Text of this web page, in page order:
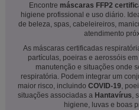
Encontre máscaras FFP2
higiene profissional e uso diário.
de beleza, spas, cabeleireiros,
atendimento
As máscaras certificadas
partículas, poeiras e aerossóis
manutenção e situações onde
respiratória. Podem integrar um
maior risco, incluindo COVID-19,
situações associadas a Hantavírus,
higiene, luvas e boas